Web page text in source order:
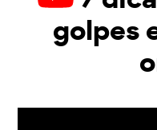
golpes